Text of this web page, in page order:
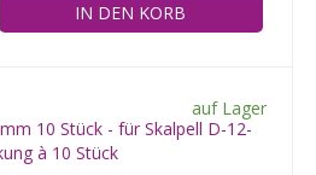
auf Lager